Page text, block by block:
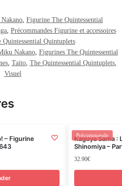
, Figurine The Quintessential
, Précommandes Figurine et accessoires
Quintessential Quintuplets
Nakano, Figurines The Quintessential
, Taito, The Quintessential Quintuplets,
Visuel
– Figurine
Précommande
Kaguya Sama :
Shinomiya –
32.90€